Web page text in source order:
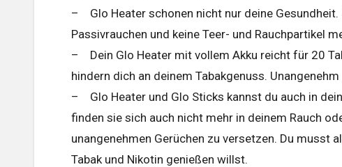
– Glo Heater schonen nicht nur deine Gesundheit.
Passivrauchen und keine Teer- und Rauchpartikel
– Dein Glo Heater mit vollem Akku reicht für 20
hindern dich an deinem Tabakgenuss.
– Glo Heater und Glo Sticks kannst du auch in
finden sie sich auch nicht mehr in deinem Rauch
unangenehmen Gerüchen zu versetzen. Du musst
Tabak und Nikotin genießen willst.